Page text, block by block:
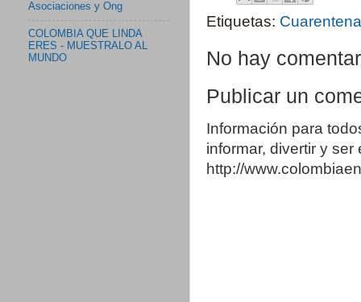
Etiquetas: Cuarentena
No hay
Publicar un
Información para
informar, divertir y
http://
Asociaciones y Ong
COLOMBIA QUE LINDA
ERES - MUESTRALO AL
MUNDO